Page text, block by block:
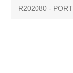
R202080 -